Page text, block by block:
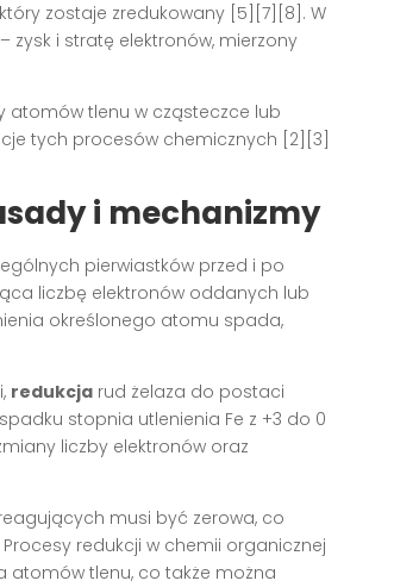
zostaje zredukowany [5][7][8]. W
i stratę elektronów, mierzony
atomów tlenu w cząsteczce lub
tych procesów chemicznych [2][3]
i mechanizmy
pierwiastków przed i po
liczbę elektronów oddanych lub
określonego atomu spada,
redukcja rud żelaza do postaci
stopnia utlenienia Fe z +3 do 0
liczby elektronów oraz
musi być zerowa, co
redukcji w chemii organicznej
atomów tlenu, co także można